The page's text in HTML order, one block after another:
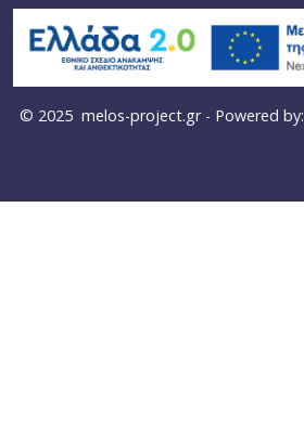
© 2025 melos-project.gr- Powered by: